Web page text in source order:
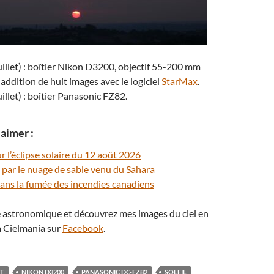
: boîtier Nikon D3200, objectif 55-200 mm
de huit images avec le logiciel StarMax.
: boîtier Panasonic FZ82.
:
l’éclipse solaire du 12 août 2026
le nuage de sable venu du Sahara
la fumée des incendies canadiens
astronomique et découvrez mes images du ciel en
Cielmania sur Facebook.
NIKON D3200 PANASONIC DC-FZ82 SOLEIL